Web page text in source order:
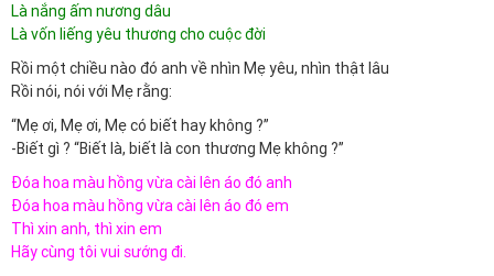
Là nắng ấm nương dâu
Là vốn liếng yêu thương cho cuộc đời
Rồi một chiều nào đó anh về nhìn Mẹ yêu, nhìn thật lâu
Rồi nói, nói với Mẹ rằng:
“Mẹ ơi, Mẹ ơi, Mẹ có biết hay không ?”
-Biết gì ? “Biết là, biết là con thương Mẹ không ?”
Đóa hoa màu hồng vừa cài lên áo đó anh
Đóa hoa màu hồng vừa cài lên áo đó em
Thì xin anh, thì xin em
Hãy cùng tôi vui sướng đi.